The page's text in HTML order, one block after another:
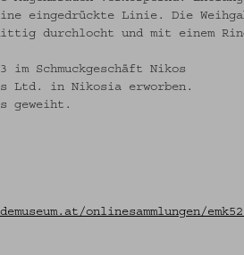
eingedrückte Linie. Die
durchlocht und mit einem
im Schmuckgeschäft Nikos
Ltd. in Nikosia erworben.
geweiht.
onlinesammlungen/